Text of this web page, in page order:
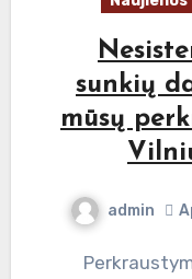
sunkių
mūsų
admin
Perkraustymas gali būti sudėtingas ir